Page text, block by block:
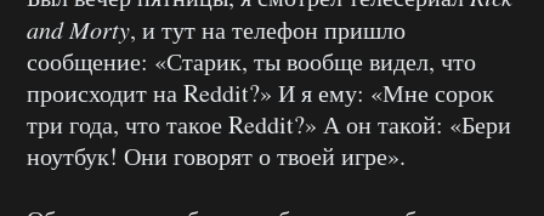
and Morty, и тут на телефон пришло
сообщение: «Старик, ты вообще видел, что
происходит на Reddit?» И я ему: «Мне сорок
три года, что такое Reddit?» А он такой: «Бери
ноутбук! Они говорят о твоей игре».